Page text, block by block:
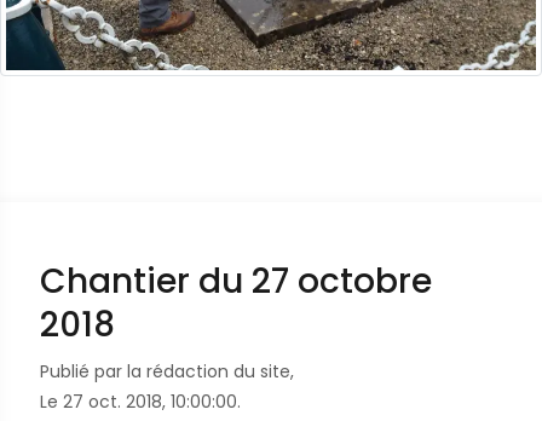
Chantier du 27 octobre
2018
Publié par la rédaction du site,
Le 27 oct. 2018, 10:00:00.